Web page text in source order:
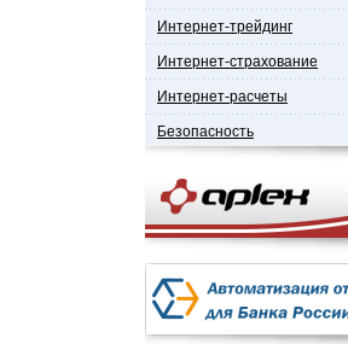
Интернет-трейдинг
Интернет-страхование
Интернет-расчеты
Безопасность